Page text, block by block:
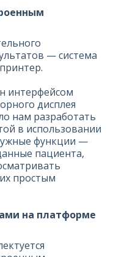
— система
интерфейсом
дисплея
нам разработать
в использовании
функции —
пациента,
простым
на платформе